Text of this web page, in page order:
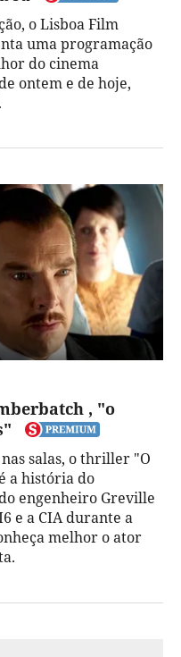
o Lisboa Film
uma programação
do cinema
ontem e de hoje,
, "o
salas, o thriller "O
a história do
engenheiro Greville
e a CIA durante a
melhor o ator